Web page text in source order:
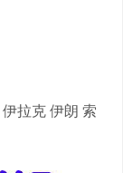
拉克 伊朗 索